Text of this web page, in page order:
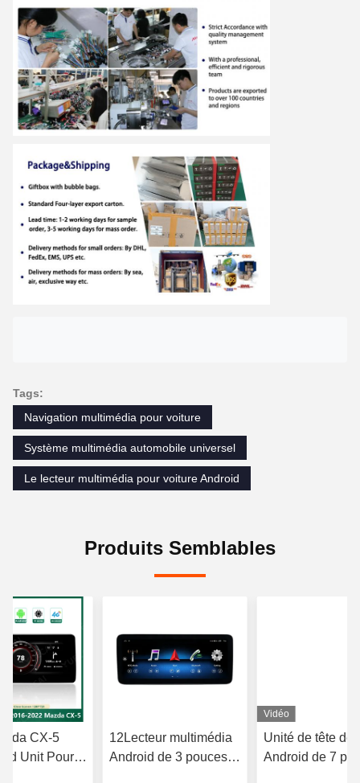
Tags:
Navigation multimédia pour voiture
Système multimédia automobile universel
Le lecteur multimédia pour voiture Android
Produits Semblables
CX-5
Unit Pour
12Lecteur multimédia
Android de 3 pouces
Vidéo
Unité de tête de
Android de 7